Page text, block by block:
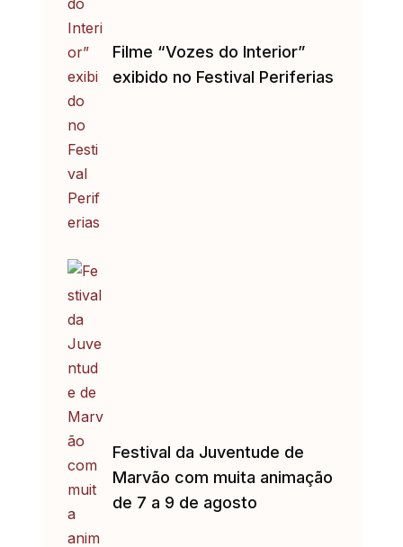
Filme “Vozes do Interior”
exibido no Festival Periferias
Festival da Juventude de
Marvão com muita animação
de 7 a 9 de agosto